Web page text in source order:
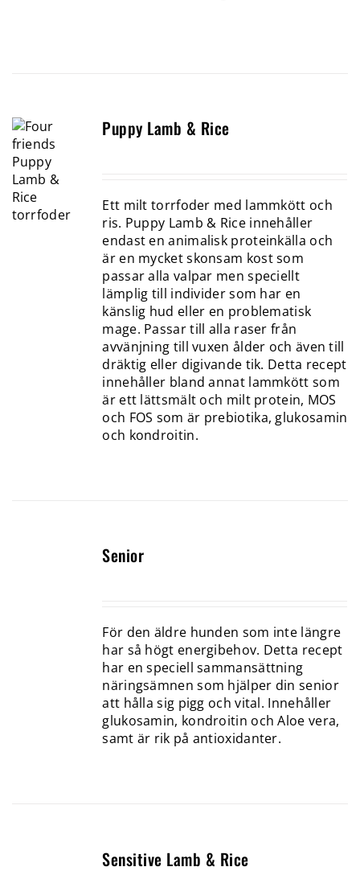
Puppy Lamb & Rice
Ett milt torrfoder med lammkött och
ris. Puppy Lamb & Rice innehåller
endast en animalisk proteinkälla och
är en mycket skonsam kost som
passar alla valpar men speciellt
lämplig till individer som har en
känslig hud eller en problematisk
mage. Passar till alla raser från
avvänjning till vuxen ålder och även till
dräktig eller digivande tik. Detta recept
innehåller bland annat lammkött som
är ett lättsmält och milt protein, MOS
och FOS som är prebiotika, glukosamin
och kondroitin.
Senior
För den äldre hunden som inte längre
har så högt energibehov. Detta recept
har en speciell sammansättning
näringsämnen som hjälper din senior
att hålla sig pigg och vital. Innehåller
glukosamin, kondroitin och Aloe vera,
samt är rik på antioxidanter.
Sensitive Lamb & Rice